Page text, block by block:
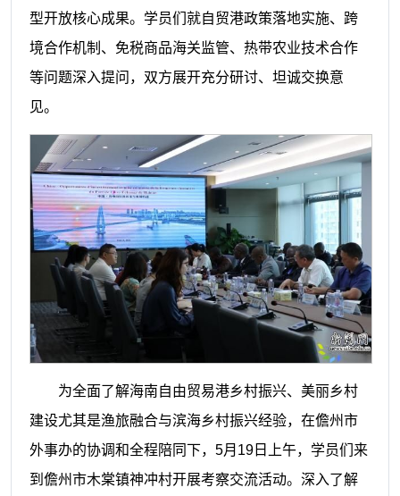
型开放核心成果。学员们就自贸港政策落地实施、跨
境合作机制、免税商品海关监管、热带农业技术合作
等问题深入提问，双方展开充分研讨、坦诚交换意
见。
为全面了解海南自由贸易港乡村振兴、美丽乡村
建设尤其是渔旅融合与滨海乡村振兴经验，在儋州市
外事办的协调和全程陪同下，5月19日上午，学员们来
到儋州市木棠镇神冲村开展考察交流活动。深入了解